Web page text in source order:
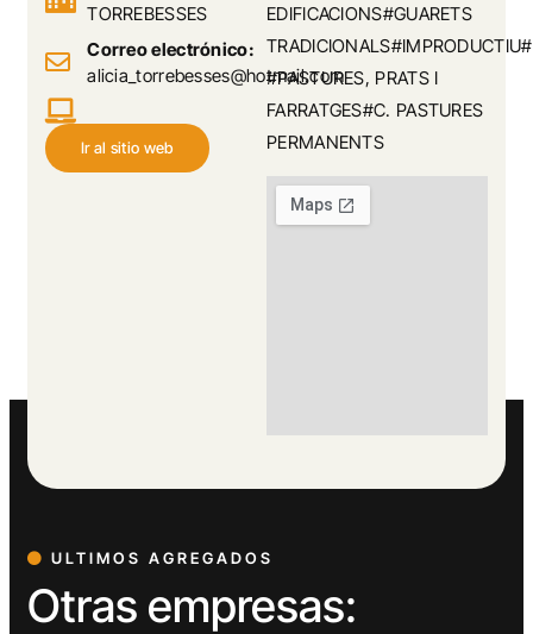
EDIFICACIONS#GUARETS
#PASTURES, PRATS I
FARRATGES#C. PASTURES
PERMANENTS
TORREBESSES
Correo electrónico:
alicia_torrebesses@hotmail.com
Ir al sitio web
ULTIMOS AGREGADOS
Otras empresas: